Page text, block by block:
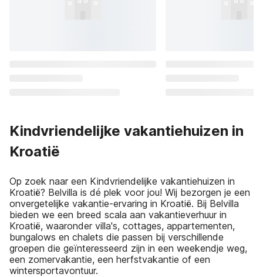
Kindvriendelijke vakantiehuizen in
Kroatië
Op zoek naar een Kindvriendelijke vakantiehuizen in
Kroatië? Belvilla is dé plek voor jou! Wij bezorgen je een
onvergetelijke vakantie-ervaring in Kroatië. Bij Belvilla
bieden we een breed scala aan vakantieverhuur in
Kroatië, waaronder villa's, cottages, appartementen,
bungalows en chalets die passen bij verschillende
groepen die geïnteresseerd zijn in een weekendje weg,
een zomervakantie, een herfstvakantie of een
wintersportavontuur.